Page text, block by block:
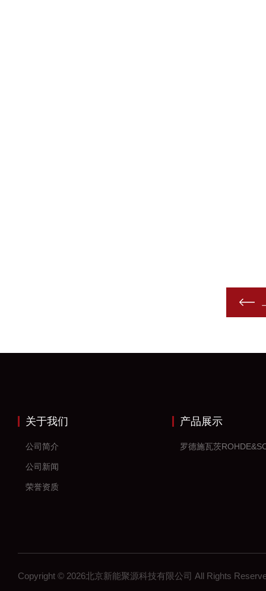
关于我们
公司简介
公司新闻
荣誉资质
产品展示
Copyright © 2026北京新能聚源科技有限公司 All Rights